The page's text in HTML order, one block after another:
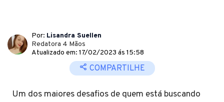
Por: Lisandra Suellen
Redatora 4 Mãos
Atualizado em: 17/02/2023 ás 15:58
COMPARTILHE
Um dos maiores desafios de quem está buscando